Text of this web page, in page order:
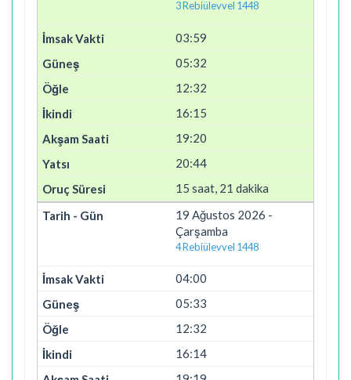
3 Rebiülevvel 1448
03:59
05:32
12:32
16:15
19:20
20:44
15 saat, 21 dakika
19 Ağustos 2026 -
Çarşamba
4 Rebiülevvel 1448
04:00
05:33
12:32
16:14